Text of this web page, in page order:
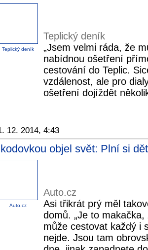
Teplický deník
Teplický deník
„Jsem velmi ráda, že
nabídnou ošetření
cestování do Teplic.
vzdálenost, ale pro
ošetření dojíždět
12. 2014, 4:43
objel svět: Plní si
Auto.cz
Auto.cz
Asi třikrát prý měl
domů. „Je to
může cestovat každý i
nejde. Jsou tam